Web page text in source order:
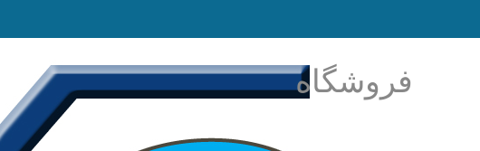
فروشگاه